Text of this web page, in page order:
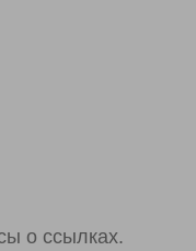
о ссылках.